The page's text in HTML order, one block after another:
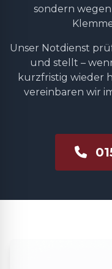
sondern
Unser Notdienst
und stellt –
kurzfristig wieder
vereinbaren wir